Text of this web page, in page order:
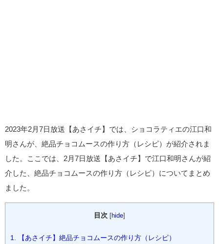
2023年2月7日放送【あさイチ】では、ショコラティエの江口和
明さんが、絶品チョコムースの作り方（レシピ）が紹介されま
した。ここでは、2月7日放送【あさイチ】で江口和明さんが紹
介した、絶品チョコムースの作り方（レシピ）についてまとめ
ました。
目次 hide
1. 【あさイチ】絶品チョコムースの作り方（レシピ）